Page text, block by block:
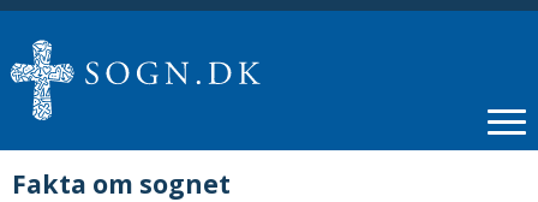
Fakta om sognet